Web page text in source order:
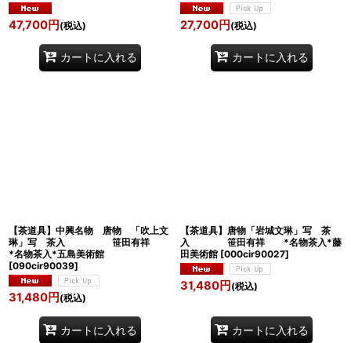
47,700円 (税込)
カートに入れる
27,700円 (税込)
カートに入れる
【茶道具】中興名物 唐物 「吹上文
琳」写 茶入 笹田有祥
*名物茶入*五島美術館
[090cir90039]
31,480円 (税込)
カートに入れる
【茶道具】唐物「岩城文琳」写 茶
入 笹田有祥 *名物茶入*藤
田美術館 [000cir90027]
31,480円 (税込)
カートに入れる